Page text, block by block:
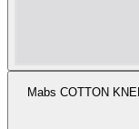
Mabs COTTON